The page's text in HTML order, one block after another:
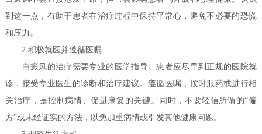
到这一点，有助于患者在治疗过程中保持平常心，避免不必要的恐慌
和压力。
2.积极就医并遵循医嘱
白癜风的治疗 需要专业的医学指导。患者应尽早到正规的医院就
诊，接受专业医生的诊断和治疗建议。遵循医嘱，按时服药或进行相
关治疗，是控制病情、促进康复的关键。同时，不要轻信所谓的“偏
方”或未经证实的方法，以免加重病情或引发其他健康问题。